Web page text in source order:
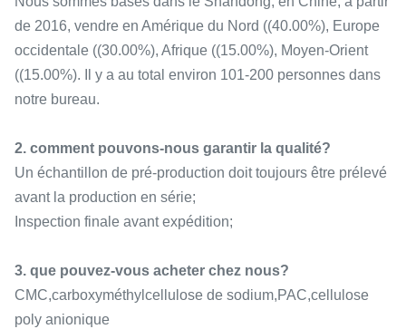
de 2016, vendre en Amérique du Nord ((40.00%), Europe
occidentale ((30.00%), Afrique ((15.00%), Moyen-Orient
((15.00%). Il y a au total environ 101-200 personnes dans
notre bureau.
2. comment pouvons-nous garantir la qualité?
Un échantillon de pré-production doit toujours être prélevé
avant la production en série;
Inspection finale avant expédition;
3. que pouvez-vous acheter chez nous?
CMC,carboxyméthylcellulose de sodium,PAC,cellulose
poly anionique